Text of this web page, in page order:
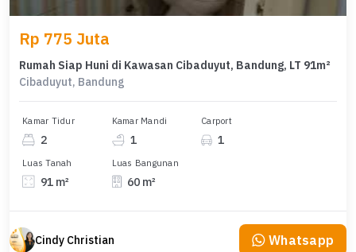
Rp 775 Juta
Rumah Siap Huni di Kawasan Cibaduyut, Bandung, LT 91m²
Cibaduyut, Bandung
Kamar Tidur
2
Kamar Mandi
1
Carport
1
Luas Tanah
91 m²
Luas Bangunan
60 m²
Cindy Christian Whatsapp